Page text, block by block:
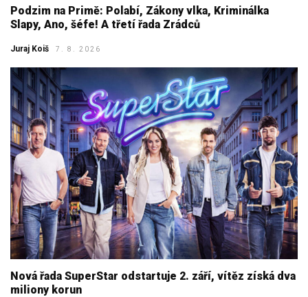
Podzim na Primě: Polabí, Zákony vlka, Kriminálka
Slapy, Ano, šéfe! A třetí řada Zrádců
Juraj Koiš 7. 8. 2026
Nová řada SuperStar odstartuje 2. září, vítěz získá dva
miliony korun